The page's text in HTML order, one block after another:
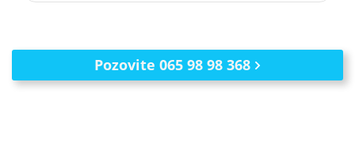
Pozovite 065 98 98 368